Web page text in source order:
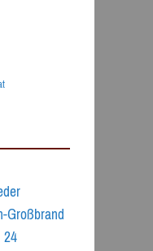
Großbrand